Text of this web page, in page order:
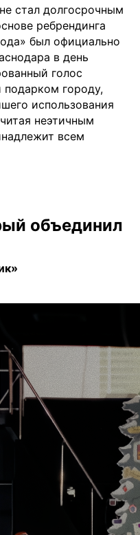
стал долгосрочным
ребрендинга
был официально
в день
голос
городу,
использования
неэтичным
всем
объединил
места,